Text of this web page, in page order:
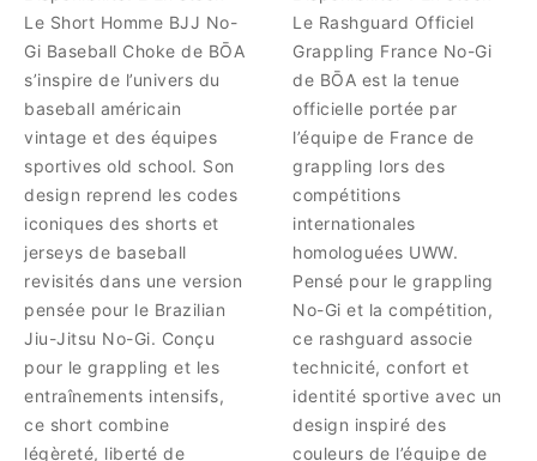
Le Short Homme BJJ No-
Gi Baseball Choke de BŌA
s’inspire de l’univers du
baseball américain
vintage et des équipes
sportives old school. Son
design reprend les codes
iconiques des shorts et
jerseys de baseball
revisités dans une version
pensée pour le Brazilian
Jiu-Jitsu No-Gi. Conçu
pour le grappling et les
entraînements intensifs,
ce short combine
légèreté, liberté de
Le Rashguard Officiel
Grappling France No-Gi
de BŌA est la tenue
officielle portée par
l’équipe de France de
grappling lors des
compétitions
internationales
homologuées UWW.
Pensé pour le grappling
No-Gi et la compétition,
ce rashguard associe
technicité, confort et
identité sportive avec un
design inspiré des
couleurs de l’équipe de